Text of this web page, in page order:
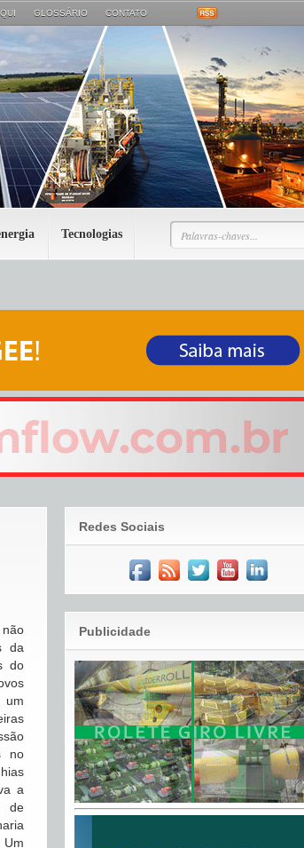
GLOSSÁRIO CONTATO
Tecnologias
da
do
um
no
a
de
Redes Sociais
Publicidade